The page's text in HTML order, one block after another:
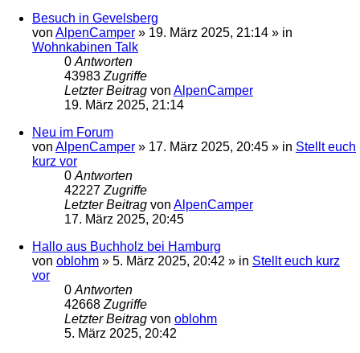
Besuch in Gevelsberg
von AlpenCamper » 19. März 2025, 21:14 » in
Wohnkabinen Talk
0 Antworten
43983 Zugriffe
Letzter Beitrag von AlpenCamper
19. März 2025, 21:14
Neu im Forum
von AlpenCamper » 17. März 2025, 20:45 » in Stellt euch
kurz vor
0 Antworten
42227 Zugriffe
Letzter Beitrag von AlpenCamper
17. März 2025, 20:45
Hallo aus Buchholz bei Hamburg
von oblohm » 5. März 2025, 20:42 » in Stellt euch kurz
vor
0 Antworten
42668 Zugriffe
Letzter Beitrag von oblohm
5. März 2025, 20:42